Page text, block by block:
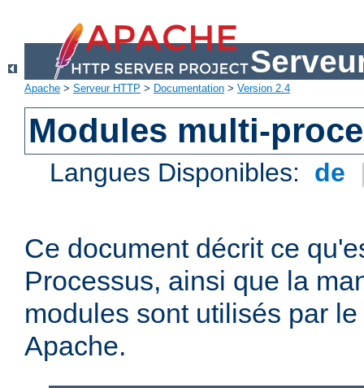
Apache > Serveur HTTP > Documentation > Version 2.4
Modules multi-
Langues Disponibles: de
Ce document décrit ce
Processus, ainsi que la
modules sont utilisés par
Apache.